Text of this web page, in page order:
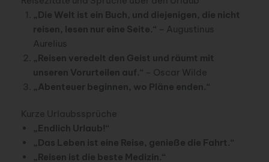
„Die Welt ist ein Buch, und diejenigen, die nicht
reisen, lesen nur eine Seite.“ – Augustinus
Aurelius
„Reisen veredelt den Geist und räumt mit
unseren Vorurteilen auf.“ – Oscar Wilde
„Abenteuer beginnen, wo Pläne enden.“
Kurze Urlaubssprüche
„Endlich Urlaub!“
„Das Leben ist eine Reise, genieße die Fahrt.“
„Reisen ist die beste Medizin.“